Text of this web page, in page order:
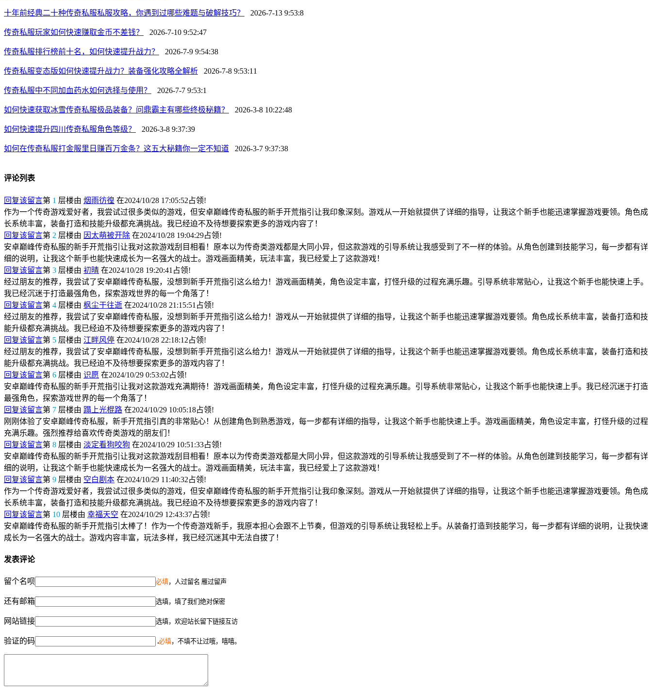
十年前经典二十种传奇私服私服攻略，你遇到过哪些难题与破解技巧？ 2026-7-13 9:53:8
传奇私服玩家如何快速赚取金币不差钱？ 2026-7-10 9:52:47
传奇私服排行榜前十名，如何快速提升战力？ 2026-7-9 9:54:38
传奇私服变态版如何快速提升战力？装备强化攻略全解析 2026-7-8 9:53:11
传奇私服中不同加血药水如何选择与使用？ 2026-7-7 9:53:1
如何快速获取冰雪传奇私服极品装备？问鼎霸主有哪些终极秘籍？ 2026-3-8 10:22:48
如何快速提升四川传奇私服角色等级？ 2026-3-8 9:37:39
如何在传奇私服打金服里日赚百万金条？这五大秘籍你一定不知道 2026-3-7 9:37:38
评论列表
回复该留言第 1 层楼由 烟雨彷徨 在2024/10/28 17:05:52占领!
作为一个传奇游戏爱好者，我尝试过很多类似的游戏，但安卓巅峰传奇私服的新手开荒指引让我印象深刻。游戏从一开始就提供了详细的指导，让我这个新手也能迅速掌握游戏要领。角色成
长系统丰富，装备打造和技能升级都充满挑战。我已经迫不及待想要探索更多的游戏内容了！
回复该留言第 2 层楼由 因太萌被开除 在2024/10/28 19:04:29占领!
安卓巅峰传奇私服的新手开荒指引让我对这款游戏刮目相看！原本以为传奇类游戏都是大同小异，但这款游戏的引导系统让我感受到了不一样的体验。从角色创建到技能学习，每一步都有详
细的说明，让我这个新手也能快速成长为一名强大的战士。游戏画面精美，玩法丰富，我已经爱上了这款游戏！
回复该留言第 3 层楼由 初晴 在2024/10/28 19:20:41占领!
经过朋友的推荐，我尝试了安卓巅峰传奇私服，没想到新手开荒指引这么给力！游戏画面精美，角色设定丰富，打怪升级的过程充满乐趣。引导系统非常贴心，让我这个新手也能快速上手。
我已经沉迷于打造最强角色，探索游戏世界的每一个角落了！
回复该留言第 4 层楼由 枫尘于往逝 在2024/10/28 21:15:51占领!
经过朋友的推荐，我尝试了安卓巅峰传奇私服，没想到新手开荒指引这么给力！游戏从一开始就提供了详细的指导，让我这个新手也能迅速掌握游戏要领。角色成长系统丰富，装备打造和技
能升级都充满挑战。我已经迫不及待想要探索更多的游戏内容了！
回复该留言第 5 层楼由 江畔风停 在2024/10/28 22:18:12占领!
经过朋友的推荐，我尝试了安卓巅峰传奇私服，没想到新手开荒指引这么给力！游戏从一开始就提供了详细的指导，让我这个新手也能迅速掌握游戏要领。角色成长系统丰富，装备打造和技
能升级都充满挑战。我已经迫不及待想要探索更多的游戏内容了！
回复该留言第 6 层楼由 识愿 在2024/10/29 0:53:02占领!
安卓巅峰传奇私服的新手开荒指引让我对这款游戏充满期待！游戏画面精美，角色设定丰富，打怪升级的过程充满乐趣。引导系统非常贴心，让我这个新手也能快速上手。我已经沉迷于打造
最强角色，探索游戏世界的每一个角落了！
回复该留言第 7 层楼由 蹋上光棍路 在2024/10/29 10:05:18占领!
刚刚体验了安卓巅峰传奇私服，新手开荒指引真的非常贴心！从创建角色到熟悉游戏，每一步都有详细的指导，让我这个新手也能快速上手。游戏画面精美，角色设定丰富，打怪升级的过程
充满乐趣。强烈推荐给喜欢传奇类游戏的朋友们！
回复该留言第 8 层楼由 淡定看狗咬狗 在2024/10/29 10:51:33占领!
安卓巅峰传奇私服的新手开荒指引让我对这款游戏刮目相看！原本以为传奇类游戏都是大同小异，但这款游戏的引导系统让我感受到了不一样的体验。从角色创建到技能学习，每一步都有详
细的说明，让我这个新手也能快速成长为一名强大的战士。游戏画面精美，玩法丰富，我已经爱上了这款游戏！
回复该留言第 9 层楼由 空白剧本 在2024/10/29 11:40:32占领!
作为一个传奇游戏爱好者，我尝试过很多类似的游戏，但安卓巅峰传奇私服的新手开荒指引让我印象深刻。游戏从一开始就提供了详细的指导，让我这个新手也能迅速掌握游戏要领。角色成
长系统丰富，装备打造和技能升级都充满挑战。我已经迫不及待想要探索更多的游戏内容了！
回复该留言第 10 层楼由 幸福天空 在2024/10/29 12:43:37占领!
安卓巅峰传奇私服的新手开荒指引太棒了！作为一个传奇游戏新手，我原本担心会跟不上节奏，但游戏的引导系统让我轻松上手。从装备打造到技能学习，每一步都有详细的说明，让我快速
成长为一名强大的战士。游戏内容丰富，玩法多样，我已经沉迷其中无法自拔了！
发表评论
留个名呗 必填，人过留名 雁过留声
还有邮箱 选填，填了我们绝对保密
网站链接 选填，欢迎站长留下链接互访
验证的码 必填，不填不让过哦，嘻嘻。